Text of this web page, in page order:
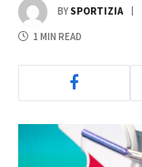
BY SPORTIZIA
1 MIN READ